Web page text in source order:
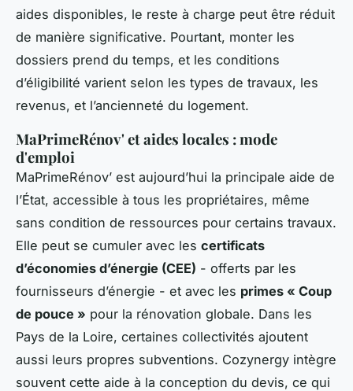
aides disponibles, le reste à charge peut être réduit
de manière significative. Pourtant, monter les
dossiers prend du temps, et les conditions
d’éligibilité varient selon les types de travaux, les
revenus, et l’ancienneté du logement.
MaPrimeRénov' et aides locales : mode
d'emploi
MaPrimeRénov’ est aujourd’hui la principale aide de
l’État, accessible à tous les propriétaires, même
sans condition de ressources pour certains travaux.
Elle peut se cumuler avec les certificats
d’économies d’énergie (CEE) - offerts par les
fournisseurs d’énergie - et avec les primes « Coup
de pouce » pour la rénovation globale. Dans les
Pays de la Loire, certaines collectivités ajoutent
aussi leurs propres subventions. Cozynergy intègre
souvent cette aide à la conception du devis, ce qui